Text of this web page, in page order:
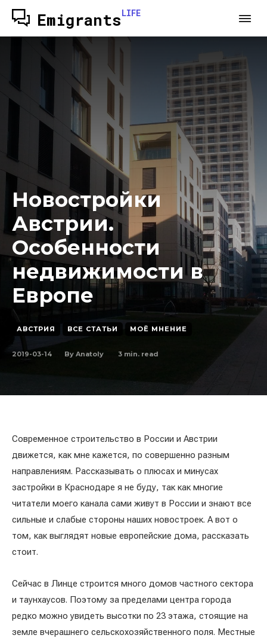
EmigrantsLIFE
Новостройки
Австрии.
Особенности
недвижимости в
Европе
АВСТРИЯ ВСЕ СТАТЬИ МОЁ МНЕНИЕ
2019-03-14 By Anatoly 3 min. read
Современное строительство в России и Австрии
движется, как мне кажется, по совершенно разным
направлениям. Рассказывать о плюсах и минусах
застройки в Краснодаре я не буду, так как многие
читатели моего канала сами живут в России и знают все
сильные и слабые стороны наших новостроек. А вот о
том, как выглядят новые европейские дома, рассказать
стоит.
Сейчас в Линце строится много домов частного сектора
и таунхаусов. Поэтому за пределами центра города
редко можно увидеть высотки по 23 этажа, стоящие на
земле вчерашнего сельскохозяйственного поля. Местные